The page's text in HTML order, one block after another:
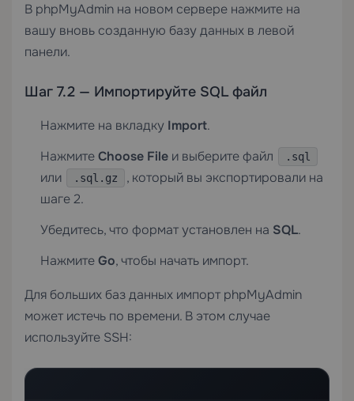
В phpMyAdmin на новом сервере нажмите на
вашу вновь созданную базу данных в левой
панели.
Шаг 7.2 — Импортируйте SQL файл
Нажмите на вкладку Import.
НажмитеChoose File и выберите файл .sql
или .sql.gz
, который вы экспортировали на
шаге 2.
Убедитесь, что формат установлен на SQL.
НажмитеGo, чтобы начать импорт.
Для больших баз данных импорт phpMyAdmin
может истечь по времени. В этом случае
используйте SSH: